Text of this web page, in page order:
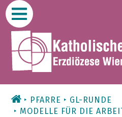
Zum
Inhalt
PFARRE
GL-RUNDE
MODELLE FÜR DIE